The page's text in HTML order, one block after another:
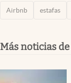
Airbnb estafas
Más noticias de